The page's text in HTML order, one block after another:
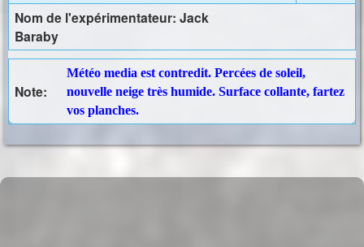
Nom de l'expérimentateur: Jack
Baraby
Note:
Météo media est contredit. Percées de soleil,
nouvelle neige très humide. Surface collante, fartez
vos planches.